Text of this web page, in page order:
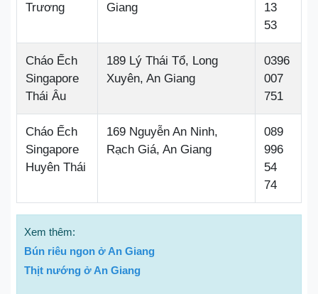
Trương
Giang
13
53
Cháo Ếch
Singapore
Thái Âu
189 Lý Thái Tổ, Long
Xuyên, An Giang
0396
007
751
Cháo Ếch
Singapore
Huyên Thái
169 Nguyễn An Ninh,
Rạch Giá, An Giang
089
996
54
74
Xem thêm:
Bún riêu ngon ở An Giang
Thịt nướng ở An Giang